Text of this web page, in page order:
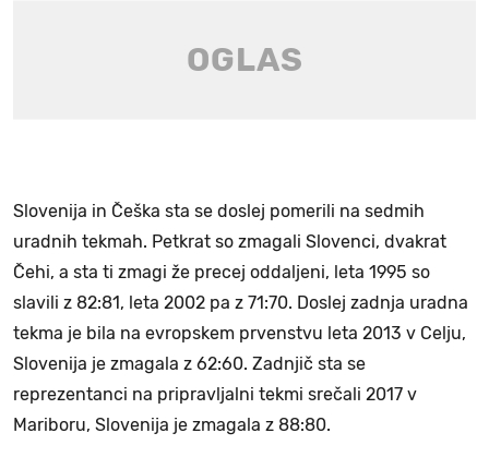
Slovenija in Češka sta se doslej pomerili na sedmih
uradnih tekmah. Petkrat so zmagali Slovenci, dvakrat
Čehi, a sta ti zmagi že precej oddaljeni, leta 1995 so
slavili z 82:81, leta 2002 pa z 71:70. Doslej zadnja uradna
tekma je bila na evropskem prvenstvu leta 2013 v Celju,
Slovenija je zmagala z 62:60. Zadnjič sta se
reprezentanci na pripravljalni tekmi srečali 2017 v
Mariboru, Slovenija je zmagala z 88:80.